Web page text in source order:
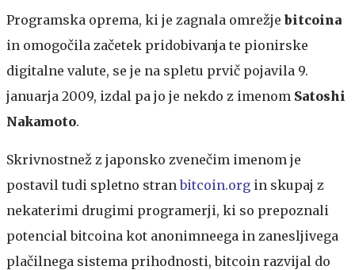
Programska oprema, ki je zagnala omrežje bitcoina
in omogočila začetek pridobivanja te pionirske
digitalne valute, se je na spletu prvič pojavila 9.
januarja 2009, izdal pa jo je nekdo z imenom Satoshi
Nakamoto.
Skrivnostnež z japonsko zvenečim imenom je
postavil tudi spletno stranbitcoin.org in skupaj z
nekaterimi drugimi programerji, ki so prepoznali
potencial bitcoina kot anonimneega in zanesljivega
plačilnega sistema prihodnosti, bitcoin razvijal do